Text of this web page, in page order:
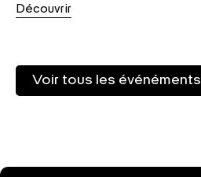
Découvrir
Voir tous les événéments